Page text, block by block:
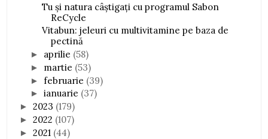
Tu și natura câștigați cu programul Sabon
ReCycle
Vitabun: jeleuri cu multivitamine pe baza de
pectină
► aprilie (58)
► martie (53)
►februarie (39)
►ianuarie (37)
►2023 (179)
►2022 (107)
►2021 (44)